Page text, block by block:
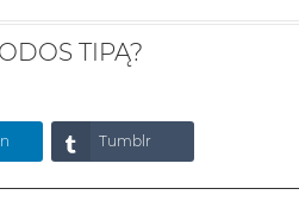
TIPĄ?
Tumblr